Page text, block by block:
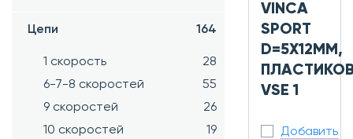
Цепи 164
1 скорость
28
6-7-8 скоростей
55
9 скоростей
26
10 скоростей
19
VINCA
SPORT
D=5Х12ММ,
VSE 1
Добавить